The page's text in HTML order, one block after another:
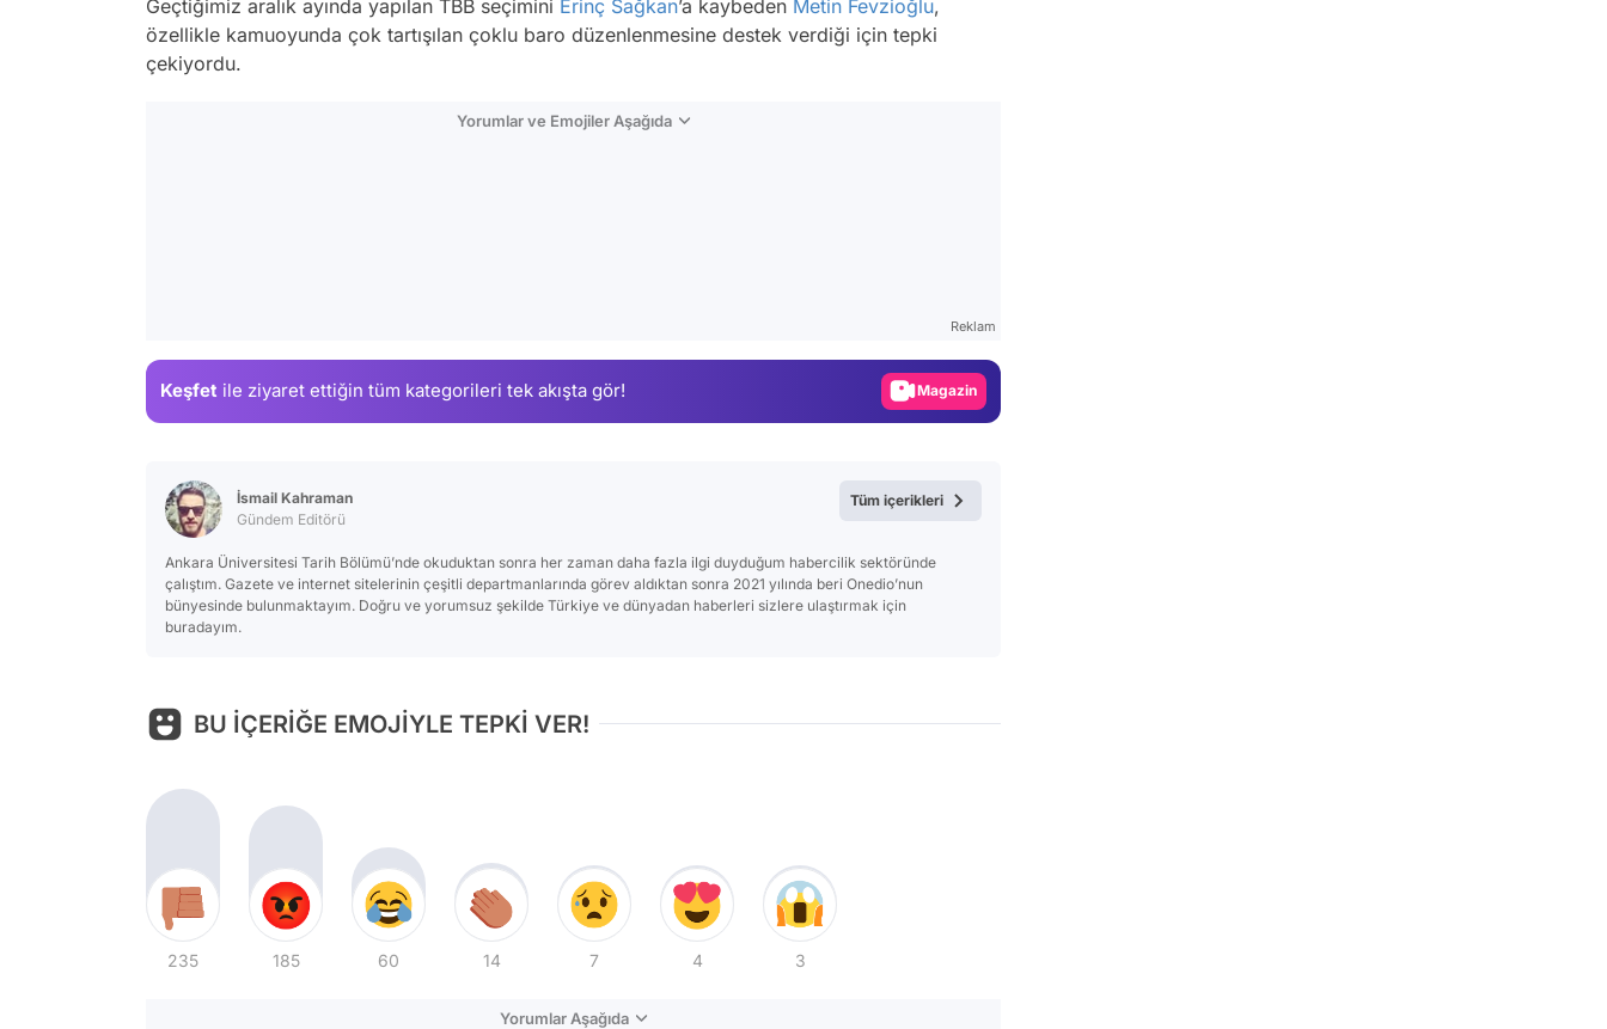
Geçtiğimiz aralık ayında yapılan TBB seçimini Erinç Sağkan’a kaybeden Metin Fevzioğlu,
özellikle kamuoyunda çok tartışılan çoklu baro düzenlenmesine destek verdiği için tepki
çekiyordu.
Yorumlar ve Emojiler Aşağıda
Reklam
Keşfet ile ziyaret ettiğin tüm kategorileri tek akışta gör! Magazin
İsmail Kahraman
Gündem Editörü
Ankara Üniversitesi Tarih Bölümü’nde okuduktan sonra her zaman daha fazla ilgi duyduğum habercilik sektöründe
çalıştım. Gazete ve internet sitelerinin çeşitli departmanlarında görev aldıktan sonra 2021 yılında beri Onedio’nun
bünyesinde bulunmaktayım. Doğru ve yorumsuz şekilde Türkiye ve dünyadan haberleri sizlere ulaştırmak için
buradayım.
Tüm içerikleri
BU İÇERİĞE EMOJİYLE TEPKİ VER!
235 185 60 14 7 4 3
Yorumlar Aşağıda